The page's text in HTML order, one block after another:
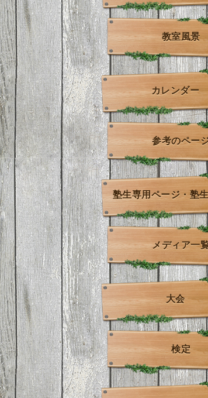
教室風景
カレンダー
参考のペー
塾生専用ページ・塾
メディア一
大会
検定